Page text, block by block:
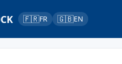
🇫🇷FR 🇬🇧EN